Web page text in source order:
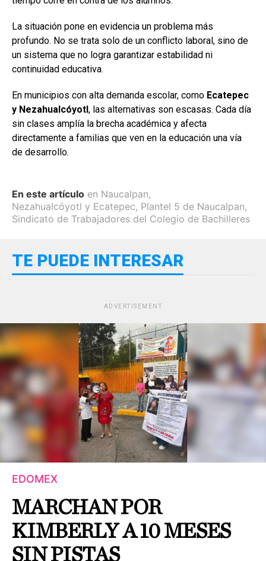
La situación pone en evidencia un problema más
profundo. No se trata solo de un conflicto laboral, sino de
un sistema que no logra garantizar estabilidad ni
continuidad educativa.
En municipios con alta demanda escolar, como Ecatepec
y Nezahualcóyotl , las alternativas son escasas. Cada día
sin clases amplía la brecha académica y afecta
directamente a familias que ven en la educación una vía
de desarrollo.
En este artículo en Naucalpan,
Nezahualcóyotl y Ecatepec, Plantel 5 de Naucalpan,
Sindicato de Trabajadores del Colegio de Bachilleres
TE PUEDE INTERESAR
ADVERTISEMENT
EDOMEX
MARCHAN POR
KIMBERLY A 10 MESES
SIN PISTAS